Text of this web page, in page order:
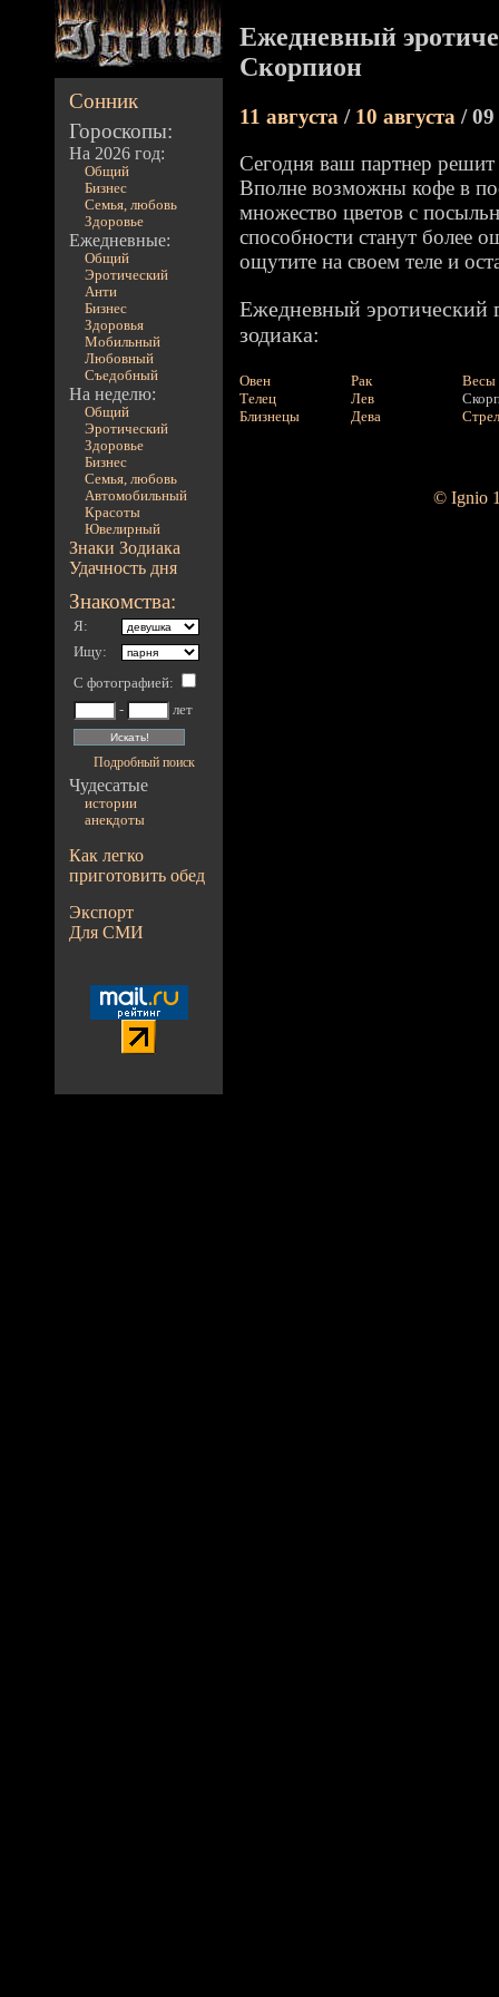
Сонник
Гороскопы:
На 2026 год:
Общий
Бизнес
Семья, любовь
Здоровье
Ежедневные:
Общий
Эротический
Анти
Бизнес
Здоровья
Мобильный
Любовный
Съедобный
На неделю:
Общий
Эротический
Здоровье
Бизнес
Семья, любовь
Автомобильный
Красоты
Ювелирный
Знаки Зодиака
Удачность дня
Знакомства:
Я:
Ищу:
С фотографией:
-
лет
Подробный поиск
Чудесатые
истории
анекдоты
Как легко
приготовить обед
Экспорт
Для СМИ
Ежедневный
Скорпион
11 августа / 10 августа / 09
Сегодня ваш партнер решит
Вполне возможны кофе в
множество цветов с
способности станут более
ощутите на своем теле и
Ежедневный эротический
зодиака:
Овен
Телец
Близнецы
Рак
Лев
Дева
Весы
© Ignio